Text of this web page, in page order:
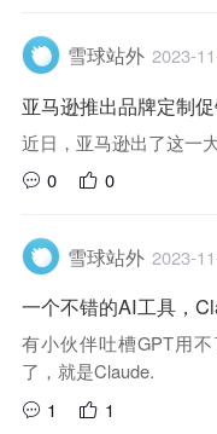
雪球站外 2023-
亚马逊推出品牌定制
近日，亚马逊出了这一
0
0
雪球站外 2023-
一个不错的AI工具，
有小伙伴吐槽GPT用
了，就是Claude.
1
1